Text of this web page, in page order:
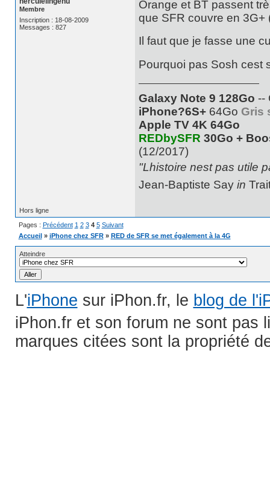
Membre
Inscription : 18-08-2009
Messages : 827
Orange et BT passent
que SFR couvre en 3G+
Il faut que je fasse une
Pourquoi pas Sosh cest
Galaxy Note 9 128Go --
iPhone?6S+64Go Gris
Apple TV 4K 64Go
REDbySFR 30Go +
(12/2017)
"Lhistoire nest pas utile
Jean-Baptiste Say in
Hors ligne
Pages : Précédent 1 2 3 4 5 Suivant
Accueil » iPhone chez SFR » RED de SFR se met également à la 4G
Atteindre
L'iPhone sur iPhon.fr, le blog de
iPhon.fr et son forum ne sont pas
marques citées sont la propriété